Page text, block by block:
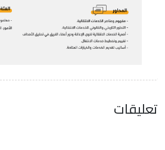
تعليقات